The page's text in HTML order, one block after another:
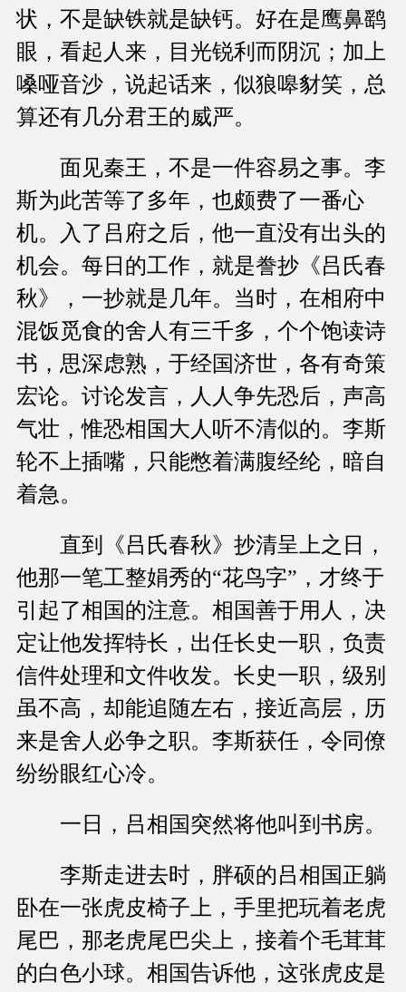
状，不是缺铁就是缺钙。好在是鹰鼻鹞
眼，看起人来，目光锐利而阴沉；加上
嗓哑音沙，说起话来，似狼嗥豺笑，总
算还有几分君王的威严。
面见秦王，不是一件容易之事。李
斯为此苦等了多年，也颇费了一番心
机。入了吕府之后，他一直没有出头的
机会。每日的工作，就是誊抄《吕氏春
秋》，一抄就是几年。当时，在相府中
混饭觅食的舍人有三千多，个个饱读诗
书，思深虑熟，于经国济世，各有奇策
宏论。讨论发言，人人争先恐后，声高
气壮，惟恐相国大人听不清似的。李斯
轮不上插嘴，只能憋着满腹经纶，暗自
着急。
直到《吕氏春秋》抄清呈上之日，
他那一笔工整娟秀的“花鸟字”，才终于
引起了相国的注意。相国善于用人，决
定让他发挥特长，出任长史一职，负责
信件处理和文件收发。长史一职，级别
虽不高，却能追随左右，接近高层，历
来是舍人必争之职。李斯获任，令同僚
纷纷眼红心冷。
一日，吕相国突然将他叫到书房。
李斯走进去时，胖硕的吕相国正躺
卧在一张虎皮椅子上，手里把玩着老虎
尾巴，那老虎尾巴尖上，接着个毛茸茸
的白色小球。相国告诉他，这张虎皮是